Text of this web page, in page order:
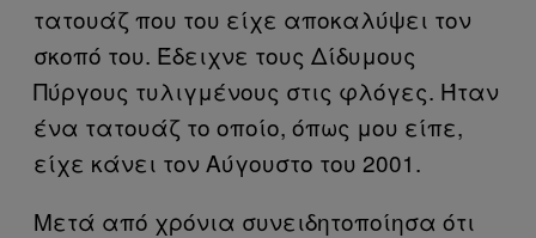
τατουάζ που του είχε αποκαλύψει τον
σκοπό του. Έδειχνε τους Δίδυμους
Πύργους τυλιγμένους στις φλόγες. Ήταν
ένα τατουάζ το οποίο, όπως μου είπε,
είχε κάνει τον Αύγουστο του 2001.
Μετά από χρόνια συνειδητοποίησα ότι